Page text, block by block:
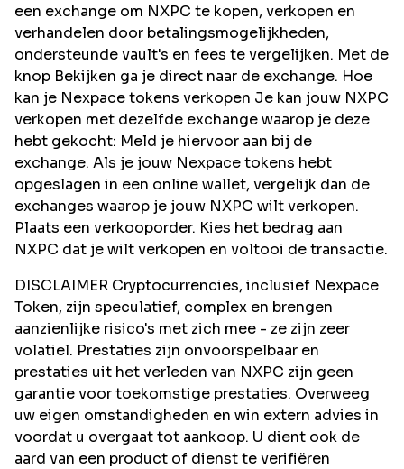
een exchange om NXPC te kopen, verkopen en
verhandelen door betalingsmogelijkheden,
ondersteunde vault's en fees te vergelijken. Met de
knop Bekijken ga je direct naar de exchange. Hoe
kan je Nexpace tokens verkopen Je kan jouw NXPC
verkopen met dezelfde exchange waarop je deze
hebt gekocht: Meld je hiervoor aan bij de
exchange. Als je jouw Nexpace tokens hebt
opgeslagen in een online wallet, vergelijk dan de
exchanges waarop je jouw NXPC wilt verkopen.
Plaats een verkooporder. Kies het bedrag aan
NXPC dat je wilt verkopen en voltooi de transactie.
DISCLAIMER Cryptocurrencies, inclusief Nexpace
Token, zijn speculatief, complex en brengen
aanzienlijke risico's met zich mee - ze zijn zeer
volatiel. Prestaties zijn onvoorspelbaar en
prestaties uit het verleden van NXPC zijn geen
garantie voor toekomstige prestaties. Overweeg
uw eigen omstandigheden en win extern advies in
voordat u overgaat tot aankoop. U dient ook de
aard van een product of dienst te verifiëren